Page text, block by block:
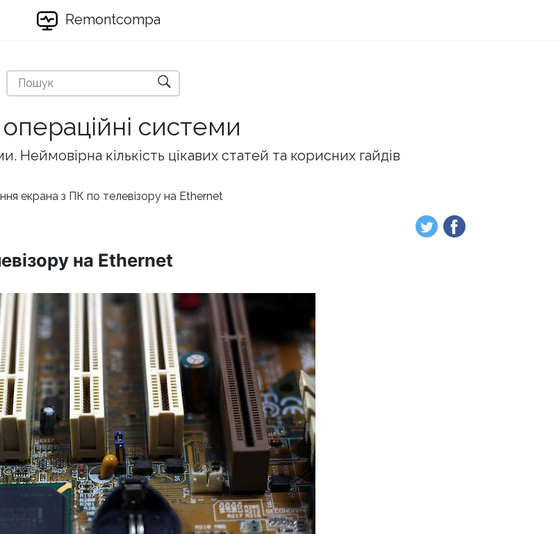
Remontcompa
системи
кількість цікавих статей та корисних гайдів
екрана з ПК по телевізору на Ethernet
на Ethernet